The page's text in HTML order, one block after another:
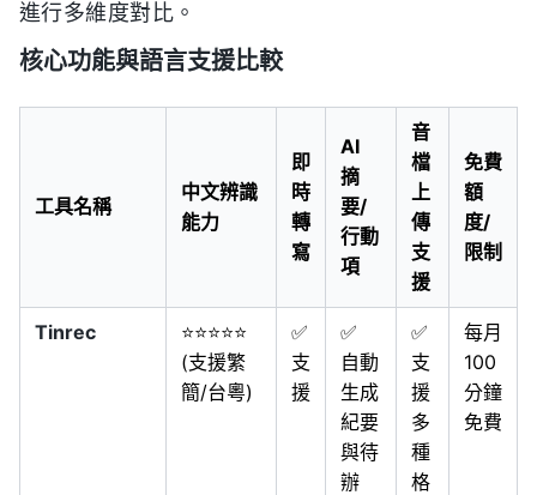
進行多維度對比。
核心功能與語言支援比較
工具名稱
中文辨識
能力
即
時
轉
寫
AI
摘
要/
行動
項
音
檔
上
傳
支
援
免費
額
度/
限制
Tinrec
⭐⭐⭐⭐⭐
(支援繁
簡/台粵)
✅
支
援
✅
自動
生成
紀要
與待
辦
✅
支
援
多
種
格
每月
100
分鐘
免費